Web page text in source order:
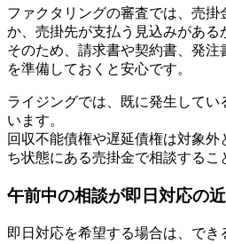
ファクタリングの審査では、売掛
か、売掛先が支払う見込みがある
そのため、請求書や契約書、発
を準備しておくと安心です。
ライジングでは、既に発生してい
います。
回収不能債権や遅延債権は対象
ち状態にある売掛金で相談するこ
午前中の相談が即日対応の
即日対応を希望する場合は、で